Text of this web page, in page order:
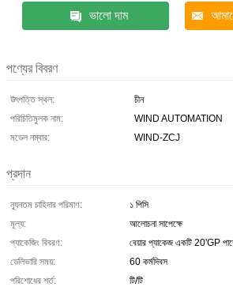
ভালো দাম
পণ্যের বিবরণ
উৎপত্তি স্থল:
চীন
পরিচিতিমুলক নাম:
WIND AUTOMATION
মডেল নম্বার:
WIND-ZCJ
প্রদান
ন্যূনতম চাহিদার পরিমাণ:
১ পিসি
মূল্য:
আলোচনা সাপেক্ষে
প্যাকেজিং বিবরণ:
বেয়ার প্যাকেজ একটি 20'GP
ডেলিভারি সময়:
60 কর্মদিবস
পরিশোধের শর্ত:
টি/টি